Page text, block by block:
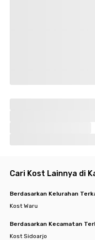
Cari Kost Lainnya di
Berdasarkan Kelurahan
Kost Waru
Berdasarkan Kecamatan
Kost Sidoarjo